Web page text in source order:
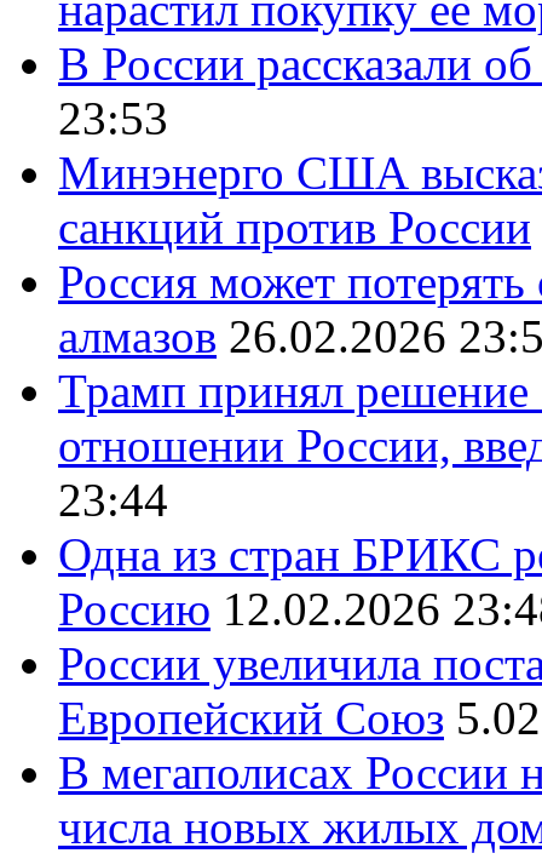
В России рассказали
23:53
Минэнерго США
санкций против России
Россия может
алмазов 26.02.2026
Трамп принял решение
отношении России,
23:44
Одна из стран БРИКС
Россию 12.02.2026
России увеличила
Европейский Союз
В мегаполисах России
числа новых жилых